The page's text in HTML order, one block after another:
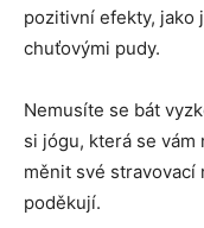
pozitivní efekty, jako
chuťovými pudy.
Nemusíte se bát
si jógu, která se
měnit své stravovací
poděkují.